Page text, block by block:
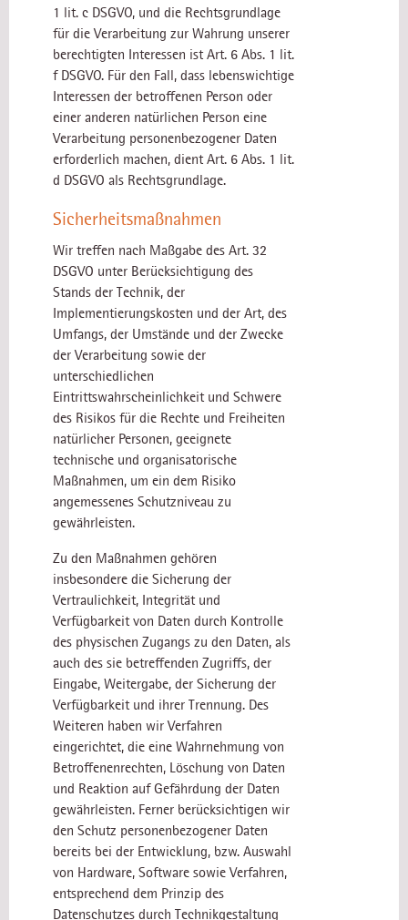
1 lit. c DSGVO, und die Rechtsgrundlage
für die Verarbeitung zur Wahrung unserer
berechtigten Interessen ist Art. 6 Abs. 1 lit.
f DSGVO. Für den Fall, dass lebenswichtige
Interessen der betroffenen Person oder
einer anderen natürlichen Person eine
Verarbeitung personenbezogener Daten
erforderlich machen, dient Art. 6 Abs. 1 lit.
d DSGVO als Rechtsgrundlage.
Sicherheitsmaßnahmen
Wir treffen nach Maßgabe des Art. 32
DSGVO unter Berücksichtigung des
Stands der Technik, der
Implementierungskosten und der Art, des
Umfangs, der Umstände und der Zwecke
der Verarbeitung sowie der
unterschiedlichen
Eintrittswahrscheinlichkeit und Schwere
des Risikos für die Rechte und Freiheiten
natürlicher Personen, geeignete
technische und organisatorische
Maßnahmen, um ein dem Risiko
angemessenes Schutzniveau zu
gewährleisten.
Zu den Maßnahmen gehören
insbesondere die Sicherung der
Vertraulichkeit, Integrität und
Verfügbarkeit von Daten durch Kontrolle
des physischen Zugangs zu den Daten, als
auch des sie betreffenden Zugriffs, der
Eingabe, Weitergabe, der Sicherung der
Verfügbarkeit und ihrer Trennung. Des
Weiteren haben wir Verfahren
eingerichtet, die eine Wahrnehmung von
Betroffenenrechten, Löschung von Daten
und Reaktion auf Gefährdung der Daten
gewährleisten. Ferner berücksichtigen wir
den Schutz personenbezogener Daten
bereits bei der Entwicklung, bzw. Auswahl
von Hardware, Software sowie Verfahren,
entsprechend dem Prinzip des
Datenschutzes durch Technikgestaltung